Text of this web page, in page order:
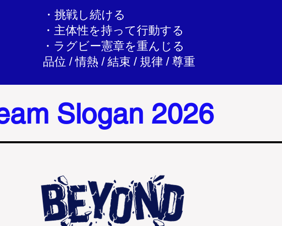
・挑戦し続ける
・主体性を持って行動する
・ラグビー憲章を重んじる
品位 / 情熱 / 結束 / 規律 / 尊重
Slogan 2026